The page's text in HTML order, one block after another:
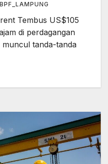
Tembus US$105
di perdagangan
tanda-tanda